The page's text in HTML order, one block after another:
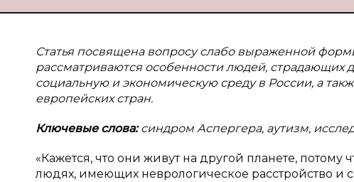
Статья посвящена вопросу слабо выраженной
рассматриваются особенности людей,
социальную и экономическую среду в России, а
европейских стран.
Ключевые слова:синдром Аспергера, аутизм,
«Кажется, что они живут на другой планете,
людях, имеющих неврологическое расстройство и